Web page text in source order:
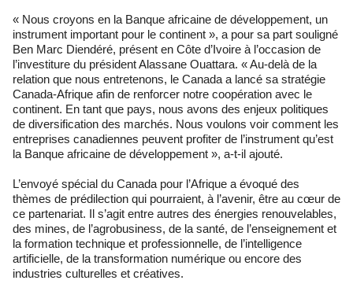
« Nous croyons en la Banque africaine de développement, un
instrument important pour le continent », a pour sa part souligné
Ben Marc Diendéré, présent en Côte d’Ivoire à l’occasion de
l’investiture du président Alassane Ouattara. « Au-delà de la
relation que nous entretenons, le Canada a lancé sa stratégie
Canada-Afrique afin de renforcer notre coopération avec le
continent. En tant que pays, nous avons des enjeux politiques
de diversification des marchés. Nous voulons voir comment les
entreprises canadiennes peuvent profiter de l’instrument qu’est
la Banque africaine de développement », a-t-il ajouté.
L’envoyé spécial du Canada pour l’Afrique a évoqué des
thèmes de prédilection qui pourraient, à l’avenir, être au cœur de
ce partenariat. Il s’agit entre autres des énergies renouvelables,
des mines, de l’agrobusiness, de la santé, de l’enseignement et
la formation technique et professionnelle, de l’intelligence
artificielle, de la transformation numérique ou encore des
industries culturelles et créatives.